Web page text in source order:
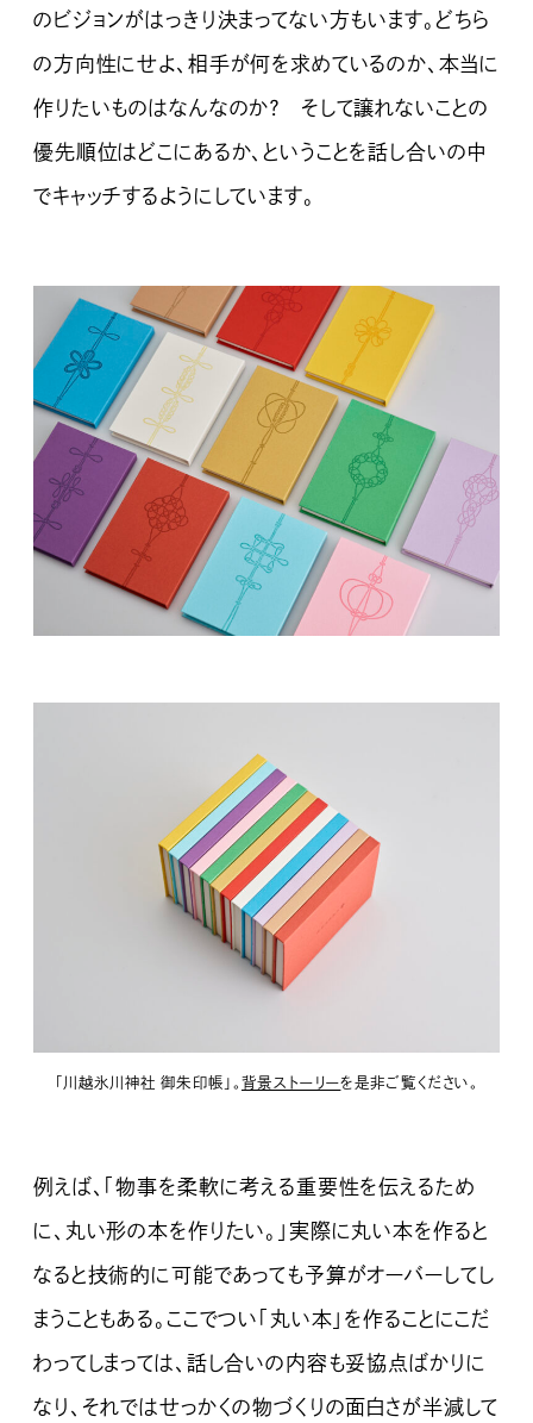
のビジョンがはっきり決まってない方もいます。どちら
の方向性にせよ、相手が何を求めているのか、本当に
作りたいものはなんなのか？ そして譲れないことの
優先順位はどこにあるか、ということを話し合いの中
でキャッチするようにしています。
「川越氷川神社 御朱印帳」。背景ストーリーを是非ご覧ください。
例えば、「物事を柔軟に考える重要性を伝えるため
に、丸い形の本を作りたい。」実際に丸い本を作ると
なると技術的に可能であっても予算がオーバーしてし
まうこともある。ここでつい「丸い本」を作ることにこだ
わってしまっては、話し合いの内容も妥協点ばかりに
なり、それではせっかくの物づくりの面白さが半減して